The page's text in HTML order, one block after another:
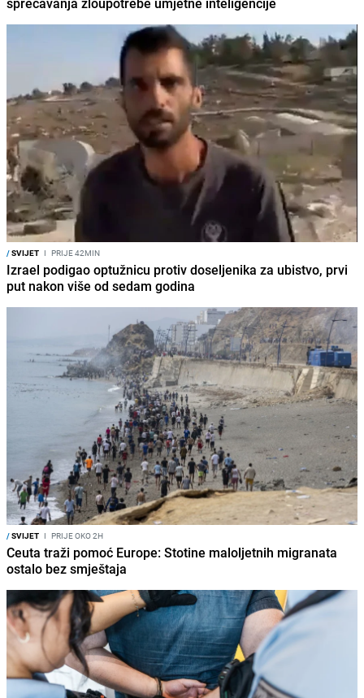
/SVIJET I PRIJE 42MIN
Izrael podigao optužnicu protiv doseljenika za ubistvo, prvi
put nakon više od sedam godina
/SVIJET I PRIJE OKO 2H
Ceuta traži pomoć Europe: Stotine maloljetnih migranata
ostalo bez smještaja